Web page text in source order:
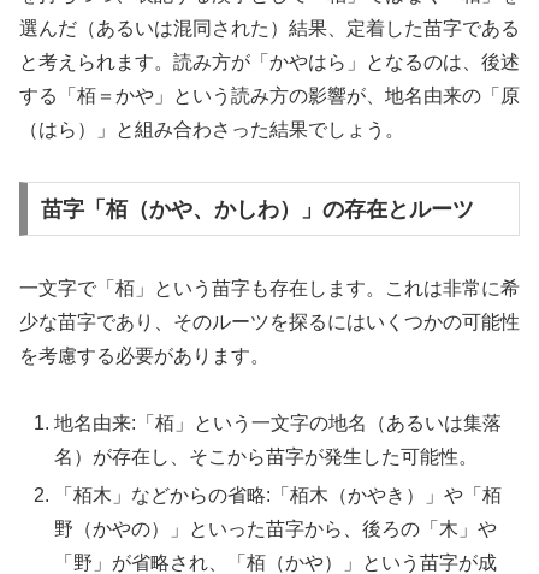
選んだ（あるいは混同された）結果、定着した苗字である
と考えられます。読み方が「かやはら」となるのは、後述
する「栢＝かや」という読み方の影響が、地名由来の「原
（はら）」と組み合わさった結果でしょう。
苗字「栢（かや、かしわ）」の存在とルーツ
一文字で「栢」という苗字も存在します。これは非常に希
少な苗字であり、そのルーツを探るにはいくつかの可能性
を考慮する必要があります。
地名由来:「栢」という一文字の地名（あるいは集落
名）が存在し、そこから苗字が発生した可能性。
「栢木」などからの省略:「栢木（かやき）」や「栢
野（かやの）」といった苗字から、後ろの「木」や
「野」が省略され、「栢（かや）」という苗字が成